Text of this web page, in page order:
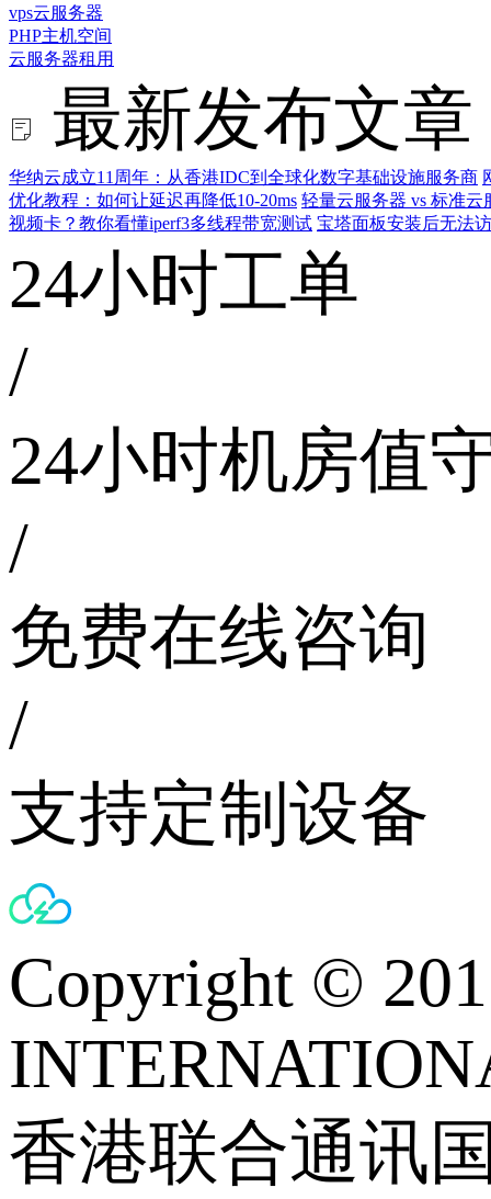
vps云服务器
PHP主机空间
云服务器租用
最新发布文章
华纳云成立11周年：从香港IDC到全球化数字基础设施服务商
优化教程：如何让延迟再降低10-20ms 轻量云服务器 vs 标准
视频卡？教你看懂iperf3多线程带宽测试 宝塔面板安装后无法
24小时工单
/
24小时机房值
/
免费在线咨询
/
支持定制设备
Copyright ©
香港联合通讯